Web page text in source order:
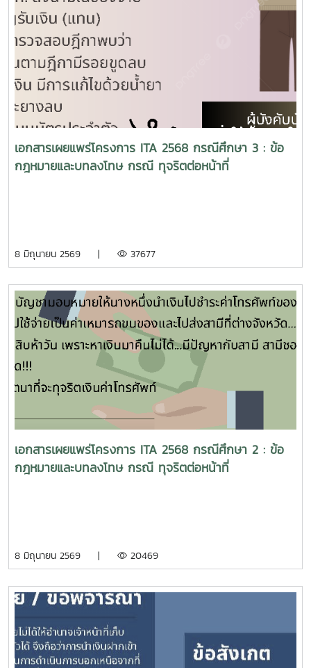
เอกสารเผยแพร่โครงการ ITA 2568 กรณีศึกษา 3 : ข้อ
กฎหมายและบทลงโทษ กรณี ทุจริตต่อหน้าที่
8 มิถุนายน 2569 | 37677
เอกสารเผยแพร่โครงการ ITA 2568 กรณีศึกษา 2 : ข้อ
กฎหมายและบทลงโทษ กรณี ทุจริตต่อหน้าที่
8 มิถุนายน 2569 | 20469